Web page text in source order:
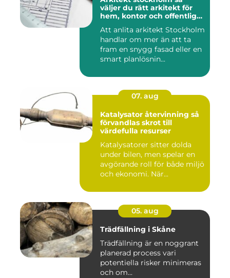
väljer du rätt arkitekt för
hem, kontor och offentlig
Att anlita arkitekt Stockholm
handlar om mer än att ta
fram en snygg fasad eller en
smart planlösnin...
07. aug
Katalysator återvinning så
förvandlas skrot till
värdefulla resurser
Katalysatorer sitter dolda
under bilen, men spelar en
avgörande roll för både miljö
och ekonomi. När...
05. aug
Trädfällning i Skåne
Trädfällning är en noggrant
planerad process vari
potentiella risker minimeras
och om...